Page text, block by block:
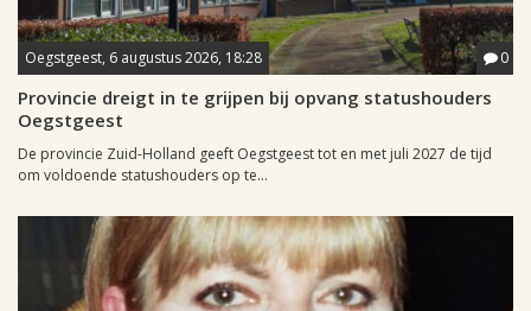
Oegstgeest, 6 augustus 2026, 18:28 0
Provincie dreigt in te grijpen bij opvang statushouders
Oegstgeest
De provincie Zuid-Holland geeft Oegstgeest tot en met juli 2027 de tijd
om voldoende statushouders op te...